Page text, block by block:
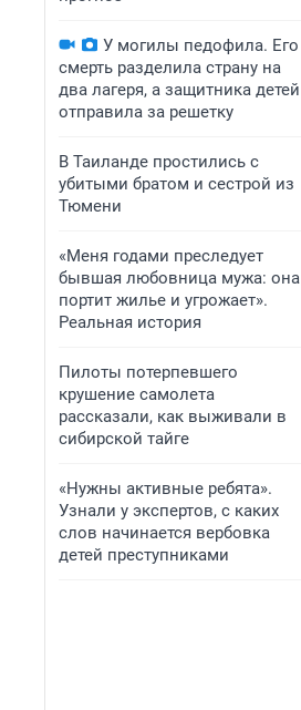
У могилы педофила. Его
смерть разделила страну на
два лагеря, а защитника детей
отправила за решетку
В Таиланде простились с
убитыми братом и сестрой из
Тюмени
«Меня годами преследует
бывшая любовница мужа: она
портит жилье и угрожает».
Реальная история
Пилоты потерпевшего
крушение самолета
рассказали, как выживали в
сибирской тайге
«Нужны активные ребята».
Узнали у экспертов, с каких
слов начинается вербовка
детей преступниками